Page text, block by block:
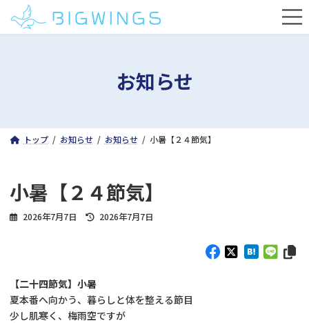
テ
プ
ゲ
動
お知らせ
トップ お知らせ お知らせ 小暑【２４節気】
小暑【２４節気】
2026年7月7日
最
2026年7月7日
【二十四節気】小暑
夏本番へ向かう、暮らしと体を整える節目
少し肌寒く、梅雨空ですが